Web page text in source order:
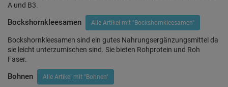
A und B3.
Bockshornkleesamen Alle Artikel mit "Bockshornkleesamen"
Bockshornkleesamen sind ein gutes Nahrungsergänzungsmittel da
sie leicht unterzumischen sind. Sie bieten Rohprotein und Roh
Faser.
Bohnen Alle Artikel mit "Bohnen"